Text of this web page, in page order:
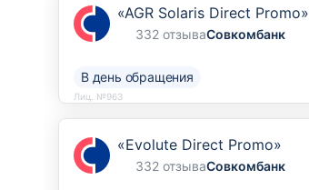
«AGR Solaris Direct Promo»
332 отзываСовкомбанк
В день обращения
Лиц. №963
«Evolute Direct Promo»
332 отзываСовкомбанк